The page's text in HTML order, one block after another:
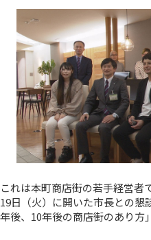
これは本町商店街の若手経営者
19日（火）に開いた市長との懇
年後、10年後の商店街のあり方